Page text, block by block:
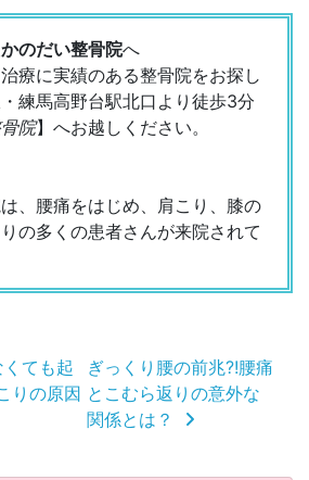
のだい整骨院へ
療に実績のある整骨院をお探し
練馬高野台駅北口より徒歩3分
院】へお越しください。
、腰痛をはじめ、肩こり、膝の
の多くの患者さんが来院されて
ても起
りの原因
ぎっくり腰の前兆?!腰痛
とこむら返りの意外な
関係とは？